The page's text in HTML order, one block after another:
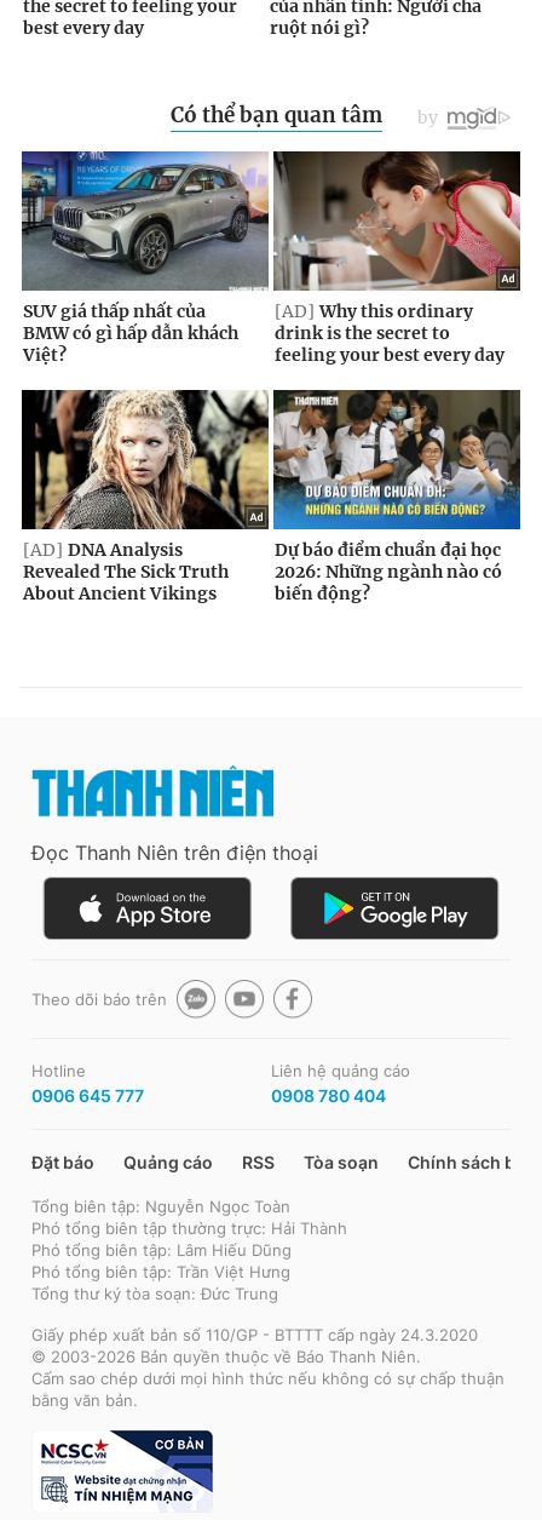
Đọc Thanh Niên trên điện thoại
Theo dõi báo trên
Hotline
0906 645 777
Liên hệ quảng cáo
0908 780 404
Đặt báo Quảng cáo RSS Tòa soạn Chính sách bảo
Tổng biên tập: Nguyễn Ngọc Toàn
Phó tổng biên tập thường trực: Hải Thành
Phó tổng biên tập: Lâm Hiếu Dũng
Phó tổng biên tập: Trần Việt Hưng
Tổng thư ký tòa soạn: Đức Trung
Giấy phép xuất bản số 110/GP - BTTTT cấp ngày 24.3.2020
© 2003-2026 Bản quyền thuộc về Báo Thanh Niên.
Cấm sao chép dưới mọi hình thức nếu không có sự chấp thuận
bằng văn bản.